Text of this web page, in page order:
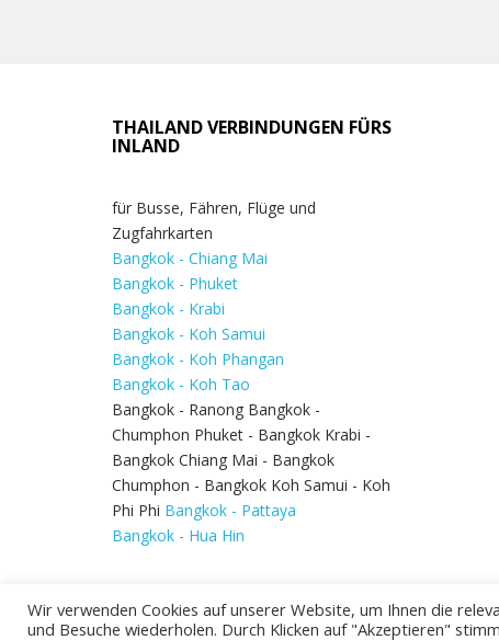
THAILAND VERBINDUNGEN FÜRS
INLAND
für Busse, Fähren, Flüge und
Zugfahrkarten
Bangkok - Chiang Mai
Bangkok - Phuket
Bangkok - Krabi
Bangkok - Koh Samui
Bangkok - Koh Phangan
Bangkok - Koh Tao
Bangkok - Ranong Bangkok -
Chumphon Phuket - Bangkok Krabi -
Bangkok Chiang Mai - Bangkok
Chumphon - Bangkok Koh Samui - Koh
Phi Phi Bangkok - Pattaya
Bangkok - Hua Hin
Wir verwenden Cookies auf unserer Website, um Ihnen die
und Besuche wiederholen. Durch Klicken auf "Akzeptieren"